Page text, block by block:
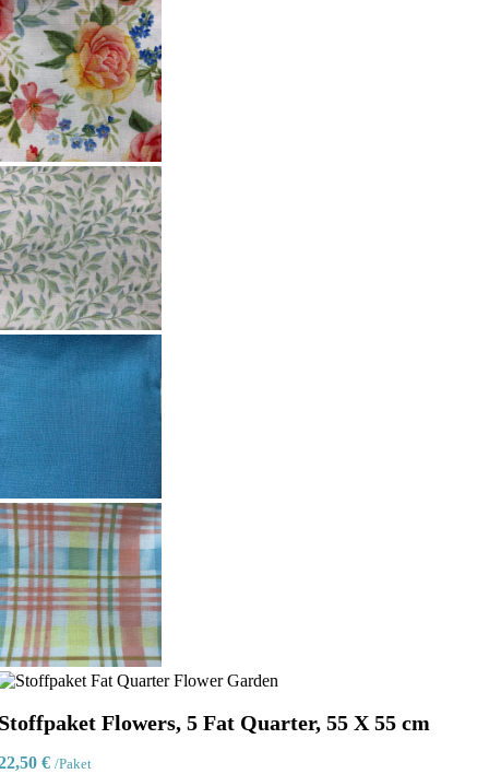
Flowers, 5 Fat Quarter, 55 X 55 cm
€ /Paket